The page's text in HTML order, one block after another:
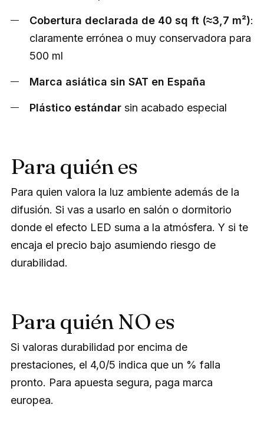
Cobertura declarada de 40 sq ft (≈3,7 m²):
claramente errónea o muy conservadora para
500 ml
Marca asiática sin SAT en España
Plástico estándar sin acabado especial
Para quién es
Para quien valora la luz ambiente además de la
difusión. Si vas a usarlo en salón o dormitorio
donde el efecto LED suma a la atmósfera. Y si te
encaja el precio bajo asumiendo riesgo de
durabilidad.
Para quién NO es
Si valoras durabilidad por encima de
prestaciones, el 4,0/5 indica que un % falla
pronto. Para apuesta segura, paga marca
europea.